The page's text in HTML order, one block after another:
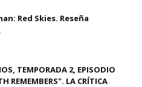
Red Skies. Reseña
TEMPORADA 2, EPISODIO
REMEMBERS". LA CRÍTICA